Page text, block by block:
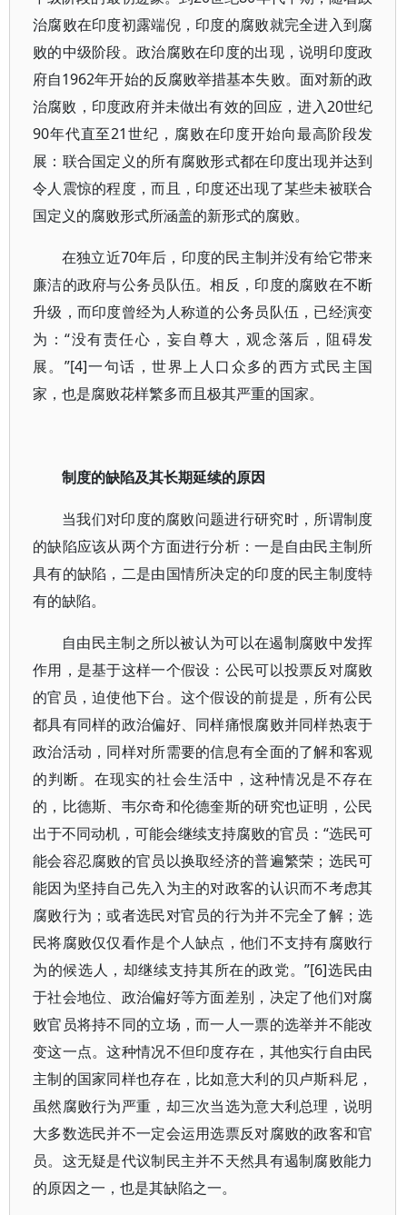
治腐败在印度初露端倪，印度的腐败就完全进入到腐
败的中级阶段。政治腐败在印度的出现，说明印度政
府自1962年开始的反腐败举措基本失败。面对新的政
治腐败，印度政府并未做出有效的回应，进入20世纪
90年代直至21世纪，腐败在印度开始向最高阶段发
展：联合国定义的所有腐败形式都在印度出现并达到
令人震惊的程度，而且，印度还出现了某些未被联合
国定义的腐败形式所涵盖的新形式的腐败。
在独立近70年后，印度的民主制并没有给它带来
廉洁的政府与公务员队伍。相反，印度的腐败在不断
升级，而印度曾经为人称道的公务员队伍，已经演变
为：“没有责任心，妄自尊大，观念落后，阻碍发
展。”[4]一句话，世界上人口众多的西方式民主国
家，也是腐败花样繁多而且极其严重的国家。
制度的缺陷及其长期延续的原因
当我们对印度的腐败问题进行研究时，所谓制度
的缺陷应该从两个方面进行分析：一是自由民主制所
具有的缺陷，二是由国情所决定的印度的民主制度特
有的缺陷。
自由民主制之所以被认为可以在遏制腐败中发挥
作用，是基于这样一个假设：公民可以投票反对腐败
的官员，迫使他下台。这个假设的前提是，所有公民
都具有同样的政治偏好、同样痛恨腐败并同样热衷于
政治活动，同样对所需要的信息有全面的了解和客观
的判断。在现实的社会生活中，这种情况是不存在
的，比德斯、韦尔奇和伦德奎斯的研究也证明，公民
出于不同动机，可能会继续支持腐败的官员：“选民可
能会容忍腐败的官员以换取经济的普遍繁荣；选民可
能因为坚持自己先入为主的对政客的认识而不考虑其
腐败行为；或者选民对官员的行为并不完全了解；选
民将腐败仅仅看作是个人缺点，他们不支持有腐败行
为的候选人，却继续支持其所在的政党。”[6]选民由
于社会地位、政治偏好等方面差别，决定了他们对腐
败官员将持不同的立场，而一人一票的选举并不能改
变这一点。这种情况不但印度存在，其他实行自由民
主制的国家同样也存在，比如意大利的贝卢斯科尼，
虽然腐败行为严重，却三次当选为意大利总理，说明
大多数选民并不一定会运用选票反对腐败的政客和官
员。这无疑是代议制民主并不天然具有遏制腐败能力
的原因之一，也是其缺陷之一。